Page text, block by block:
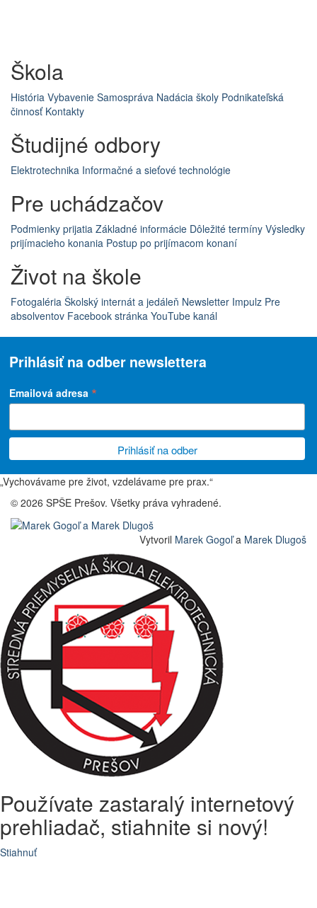
Škola
História Vybavenie Samospráva Nadácia školy Podnikateľská
činnosť Kontakty
Študijné odbory
Elektrotechnika Informačné a sieťové technológie
Pre uchádzačov
Podmienky prijatia Základné informácie Dôležité termíny Výsledky
prijímacieho konania Postup po prijímacom konaní
Život na škole
Fotogaléria Školský internát a jedáleň Newsletter Impulz Pre
absolventov Facebook stránka YouTube kanál
Prihlásiť na odber newslettera
Emailová adresa *
„Vychovávame pre život, vzdelávame pre prax.“
© 2026 SPŠE Prešov. Všetky práva vyhradené.
Vytvoril Marek Gogoľa Marek Dlugoš
Používate zastaralý internetový
prehliadač, stiahnite si nový!
Stiahnuť